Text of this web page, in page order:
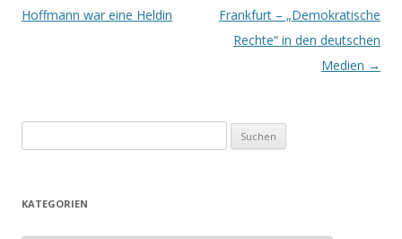
Navigation
Hoffmann war eine Heldin
Frankfurt – „Demokratische
Rechte“ in den deutschen
Medien →
u
h
KATEGORIEN